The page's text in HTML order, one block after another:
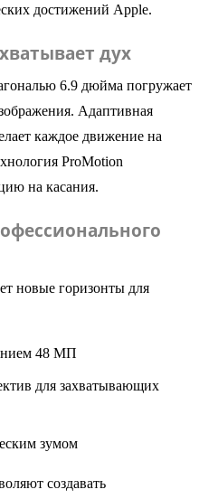
достижений Apple.
дух
6.9 дюйма погружает
Адаптивная
каждое движение на
ProMotion
на касания.
новые горизонты для
48 МП
для захватывающих
зумом
создавать